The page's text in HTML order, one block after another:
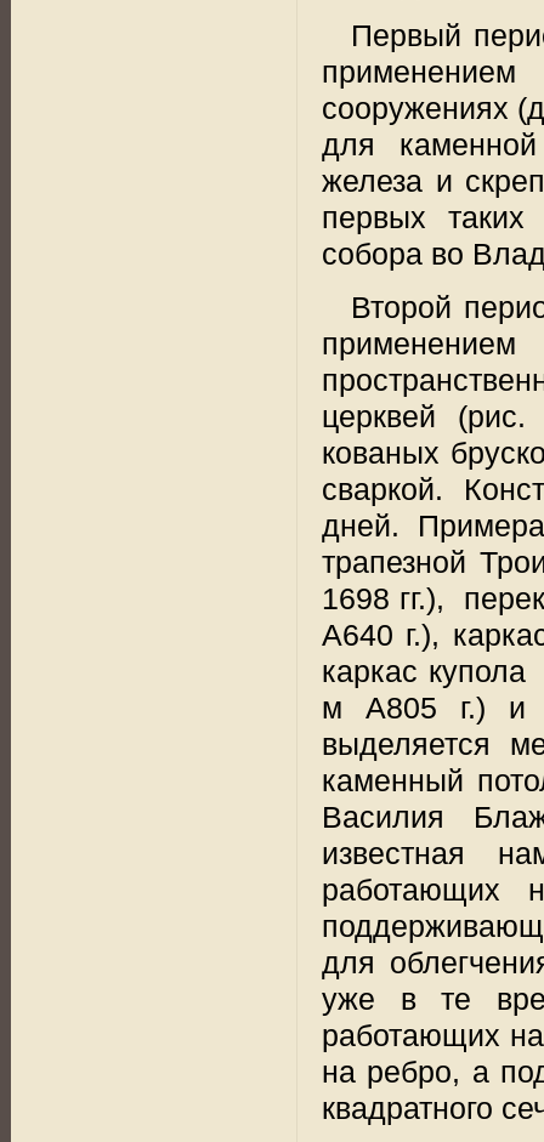
Первый
сооружениях
для
железа и
первых таких
собора во
Второй
церквей
кованых
сваркой.
дней.
трапезной
1698 гг.),
A640 г.),
каркас купола
м A805 г.) и
выделяется
каменный
Василия
известная
работающих
для
уже в те
работающих
на ребро, а
квадратного